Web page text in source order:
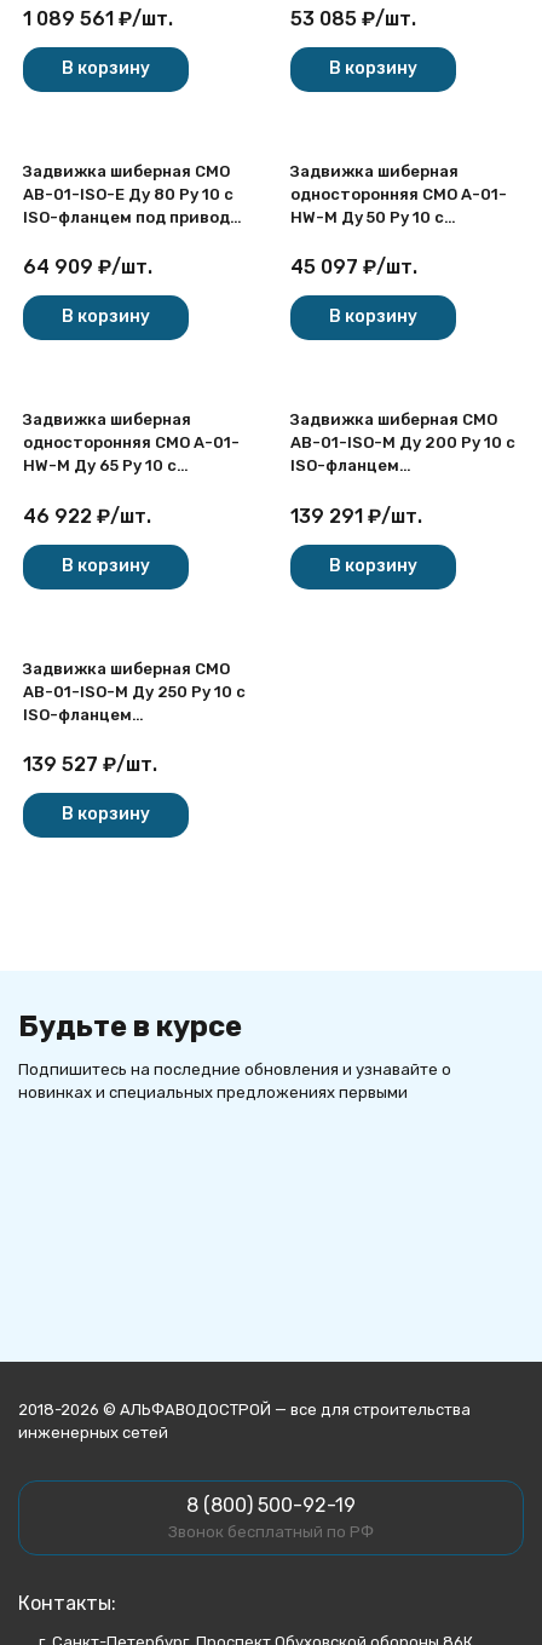
одностронняя чугунная
1 089 561 ₽/шт.
В корзину
чугунная межфланцевая со
53 085 ₽/шт.
В корзину
Задвижка шиберная СМО
AB-01-ISO-E Ду 80 Ру 10 с
ISO-фланцем под привод
выдвижным шпинделем
64 909 ₽/шт.
В корзину
Задвижка шиберная
односторонняя СМО A-01-
HW-M Ду 50 Ру 10 с
чугунная межфланцевая со
45 097 ₽/шт.
В корзину
Задвижка шиберная
односторонняя СМО A-01-
HW-M Ду 65 Ру 10 с
чугунная межфланцевая со
46 922 ₽/шт.
В корзину
Задвижка шиберная СМО
AB-01-ISO-M Ду 200 Ру 10 с
ISO-фланцем
выдвижным штоком
139 291 ₽/шт.
В корзину
Задвижка шиберная СМО
AB-01-ISO-M Ду 250 Ру 10 с
ISO-фланцем
выдвижным штоком
139 527 ₽/шт.
В корзину
Будьте в курсе
Подпишитесь на последние обновления и узнавайте о
новинках и специальных предложениях первыми
2018-2026 © АЛЬФАВОДОСТРОЙ — все для строительства
инженерных сетей
8 (800) 500-92-19
Звонок бесплатный по РФ
Контакты: